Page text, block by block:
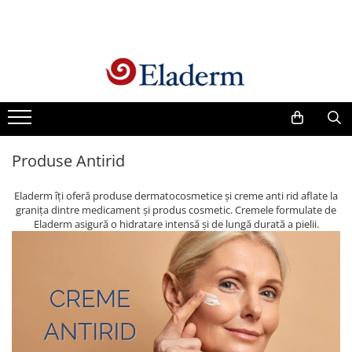
Vezi toate produsele
Creme cu protectie solara
Produse Antirid
Produse Hidratante
Antirozacee
Produse Anti sebum
Produse Par si Scalp
Lotiuni tonice
Produse Antirid
Eladerm îți oferă produse dermatocosmetice și creme anti rid aflate la
granița dintre medicament și produs cosmetic. Cremele formulate de
Eladerm asigură o hidratare intensă și de lungă durată a pielii.